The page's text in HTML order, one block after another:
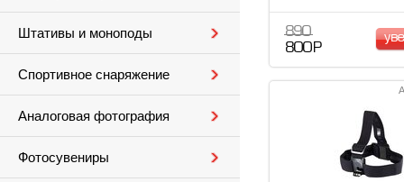
Штативы и моноподы
Спортивное снаряжение
Аналоговая фотография
Фотосувениры
890
800 Р